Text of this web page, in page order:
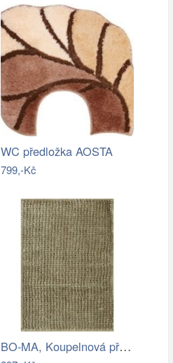
WC předložka AOSTA
799,-Kč
BO-MA, Koupelnová předložka Ella micro…